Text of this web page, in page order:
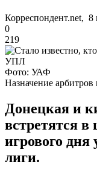
Корреспондент.net, 8
0
219
Фото: УАФ
Назначение
Донецкая и
встретятся в
игрового
лиги.